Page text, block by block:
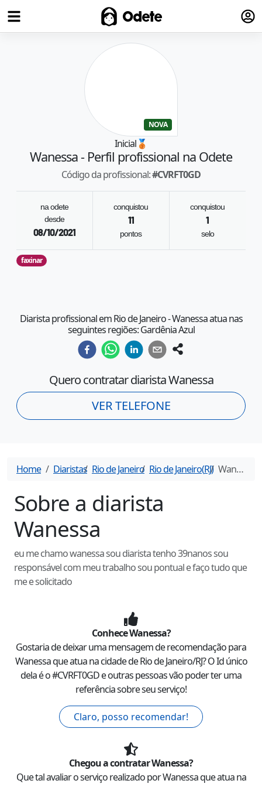
Odete
NOVA
Inicial🥉
Wanessa- Perfil profissional na Odete
Código da profissional:#CVRFT0GD
na odete
desde
08/10/2021
conquistou
11
pontos
conquistou
1
selo
faxinar
Diarista profissional em Rio de Janeiro - Wanessa atua nas
seguintes regiões: Gardênia Azul
Quero contratar diaristaWanessa
VER TELEFONE
Home Diaristas Rio de Janeiro Rio de Janeiro(RJ) Wanessa
Sobre a diarista
Wanessa
eu me chamo wanessa sou diarista tenho 39nanos sou
responsável com meu trabalho sou pontual e faço tudo que
me e solicitado
ConheceWanessa?
Gostaria de deixar uma mensagem de recomendação para
Wanessaque atua na cidade deRio de Janeiro/RJ? O Id único
dela é o #CVRFT0GDe outras pessoas vão poder ter uma
referência sobre seu serviço!
Claro, posso recomendar!
Chegou a contratarWanessa?
Que tal avaliar o serviço realizado porWanessaque atua na